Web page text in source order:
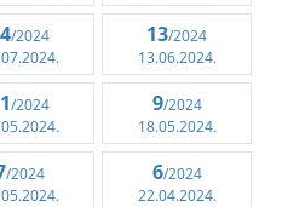
/2024
13/2024
13.06.2024.
/2024
9/2024
18.05.2024.
/2024
6/2024
22.04.2024.